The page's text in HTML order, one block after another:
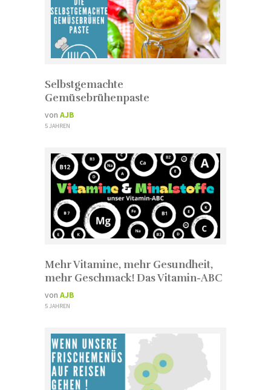
Selbstgemachte
Gemüsebrühenpaste
von AJB
5 JAHREN
Mehr Vitamine, mehr Gesundheit,
mehr Geschmack! Das Vitamin-ABC
von AJB
5 JAHREN